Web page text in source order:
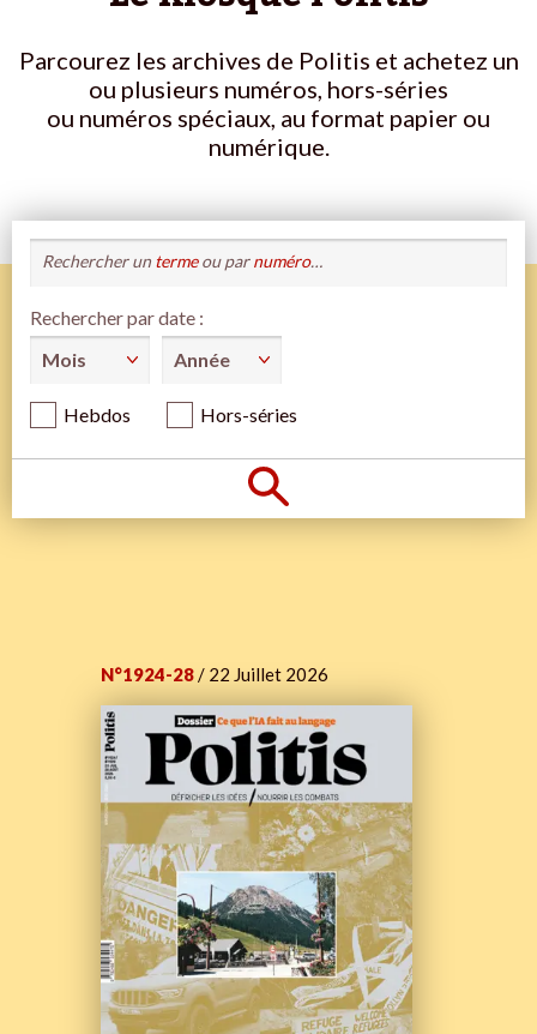
Parcourez les archives de Politis et achetez un
ou plusieurs numéros, hors-séries
ou numéros spéciaux, au format papier ou
numérique.
Rechercher un termeou parnuméro…
Rechercher par date :
Hebdos Hors-séries
N°1924-28/ 22 Juillet 2026